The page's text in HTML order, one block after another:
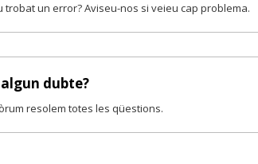
trobat un error? Aviseu-nos si veieu cap problema.
dubte?
resolem totes les qüestions.